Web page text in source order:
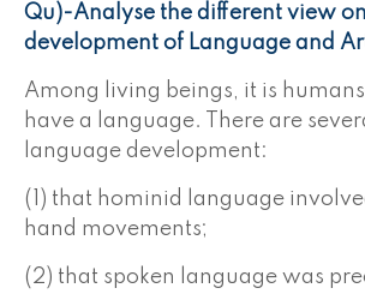
Qu)-Analyse the different view
development of Language and
Among living beings, it is
have a language. There are
language development:
(1) that hominid language
hand movements;
(2) that spoken language was